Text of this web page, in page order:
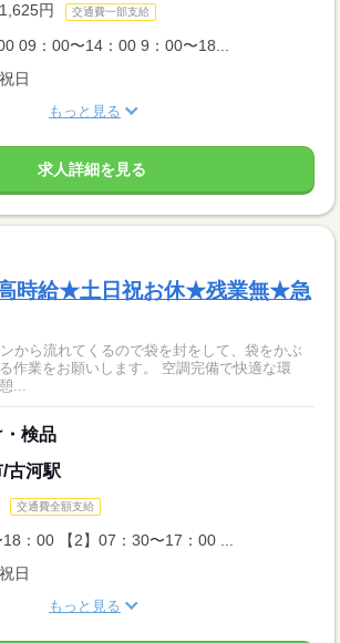
円 交通費一部支給
09：00〜14：00 9：00〜18...
日
もっと見る
求人詳細を見る
時給★土日祝お休★残業無★急
から流れてくるので袋を封をして、袋をかぶ
作業をお願いします。 空調完備で快適な環
...
検品
古河駅
交通費全額支給
18：00 【2】07：30〜17：00 ...
日
もっと見る